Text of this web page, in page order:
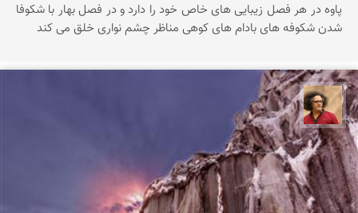
پاوه در هر فصل زیبایی های خاص خود را دارد و در فصل بهار با شکوفا
شدن شکوفه های بادام های کوهی مناظر چشم نواری خلق می کند
مصطفی ربیعی بهشتی